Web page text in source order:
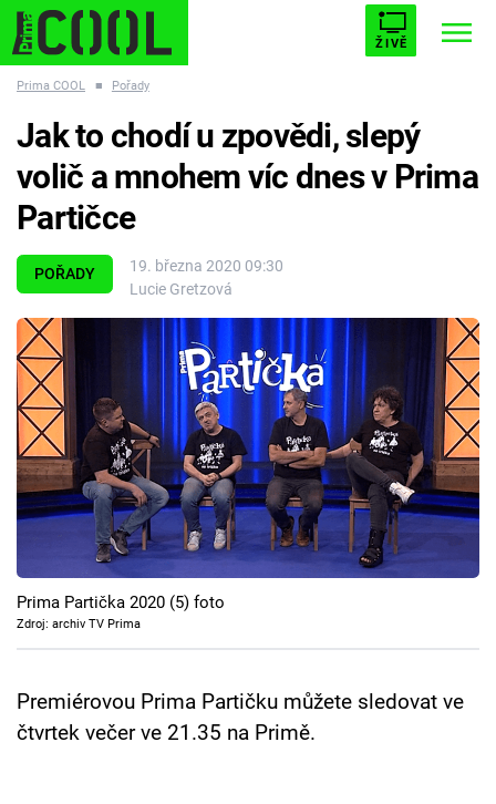
ŽIVĚ
ESCAPE PLNEJ KOTEL AVENGERS 5
Témata
Filmy
Seriály
Hry
Cool Esport
Pořady
TV Program
Prima COOL ■ Pořady
POŘADY
19. března 2020 09:30
Lucie Gretzová
Jak to chodí u zpovědi, slepý
volič a mnohem víc dnes v Prima
Partičce
Prima Partička 2020 (5) foto
Zdroj: archiv TV Prima
Premiérovou Prima Partičku můžete sledovat ve
čtvrtek večer ve 21.35 na Primě.